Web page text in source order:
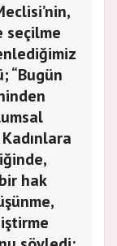
seçilme
“Bugün
hak